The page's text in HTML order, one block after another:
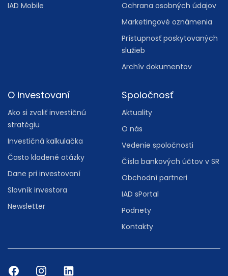
IAD Mobile
Ochrana osobných údajov
Marketingové oznámenia
Prístupnosť poskytovaných
služieb
Archív dokumentov
O investovaní
Ako si zvoliť investičnú
stratégiu
Investičná kalkulačka
Často kladené otázky
Dane pri investovaní
Slovník investora
Newsletter
Spoločnosť
Aktuality
O nás
Vedenie spoločnosti
Čísla bankových účtov v SR
Obchodní partneri
IAD sPortal
Podnety
Kontakty